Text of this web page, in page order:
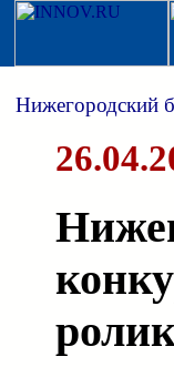
Нижегородский